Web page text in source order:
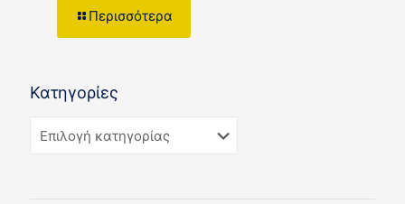
Περισσότερα
Κατηγορίες